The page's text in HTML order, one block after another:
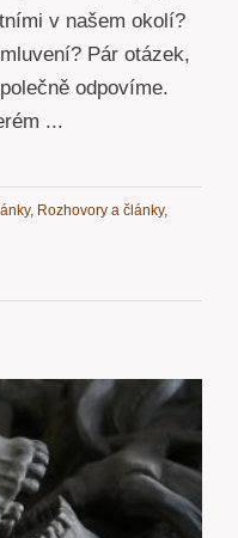
v našem okolí?
Pár otázek,
odpovíme.
...
, Rozhovory a články,